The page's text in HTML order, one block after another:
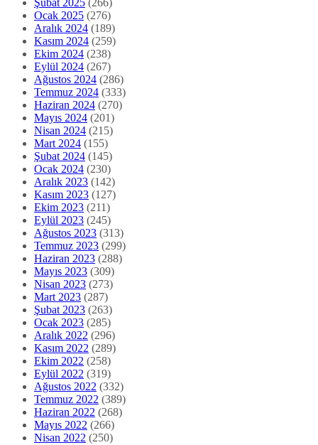
Ocak 2025 (276)
Aralık 2024 (189)
Kasım 2024 (259)
Ekim 2024 (238)
Eylül 2024 (267)
Ağustos 2024 (286)
Temmuz 2024 (333)
Haziran 2024 (270)
Mayıs 2024 (201)
Nisan 2024 (215)
Mart 2024 (155)
Şubat 2024 (145)
Ocak 2024 (230)
Aralık 2023 (142)
Kasım 2023 (127)
Ekim 2023 (211)
Eylül 2023 (245)
Ağustos 2023 (313)
Temmuz 2023 (299)
Haziran 2023 (288)
Mayıs 2023 (309)
Nisan 2023 (273)
Mart 2023 (287)
Şubat 2023 (263)
Ocak 2023 (285)
Aralık 2022 (296)
Kasım 2022 (289)
Ekim 2022 (258)
Eylül 2022 (319)
Ağustos 2022 (332)
Temmuz 2022 (389)
Haziran 2022 (268)
Mayıs 2022 (266)
Nisan 2022 (250)